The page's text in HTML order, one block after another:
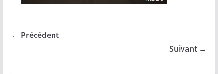
← Précédent
Suivant →